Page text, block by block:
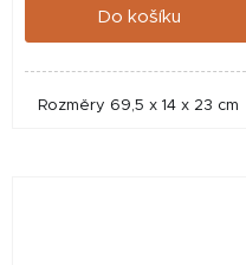
Do košíku
Rozměry 69,5 x 14 x 23 cm